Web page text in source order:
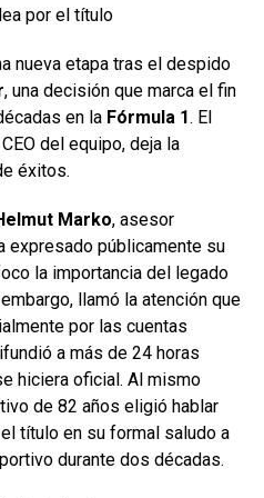
por el título
nueva etapa tras el despido
, una decisión que marca el fin
en la Fórmula 1. El
del equipo, deja la
éxitos.
Marko, asesor
expresado públicamente su
la importancia del legado
llamó la atención que
por las cuentas
a más de 24 horas
hiciera oficial. Al mismo
de 82 años eligió hablar
título en su formal saludo a
durante dos décadas.